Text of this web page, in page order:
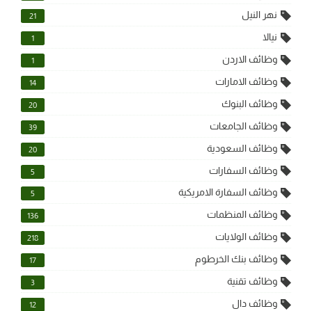
نهر النيل 21
نيالا 1
وظائف الاردن 1
وظائف الامارات 14
وظائف البنوك 20
وظائف الجامعات 39
وظائف السعودية 20
وظائف السفارات 5
وظائف السفارة الامريكية 5
وظائف المنظمات 136
وظائف الولايات 218
وظائف بنك الخرطوم 17
وظائف تقنية 3
وظائف دال 12